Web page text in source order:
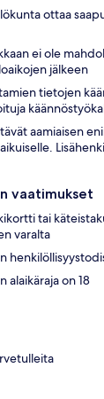
ottaa
ei ole
jälkeen
tietojen
aamiaisen
vaatimukset
tai
varalta
alaikäraja on 18